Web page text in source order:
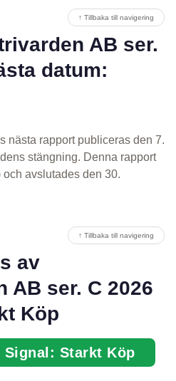
↑ Tillbaka till navigering
AB ser.
datum:
s nästa rapport publiceras den 7.
stängning. Denna rapport
avslutades den 30.
↑ Tillbaka till navigering
av
AB ser. C 2026
Köp
Signal: Starkt Köp